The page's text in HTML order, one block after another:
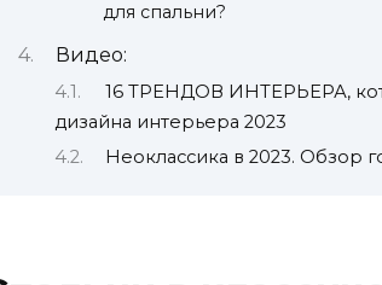
для спальни?
Видео:
16 ТРЕНДОВ ИНТЕРЬЕРА,
дизайна интерьера 2023
Неоклассика в 2023. Обзор